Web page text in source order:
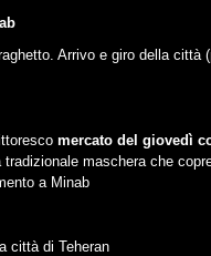
Arrivo e giro della città
mercato del giovedì
maschera che
a Minab
città di Teheran